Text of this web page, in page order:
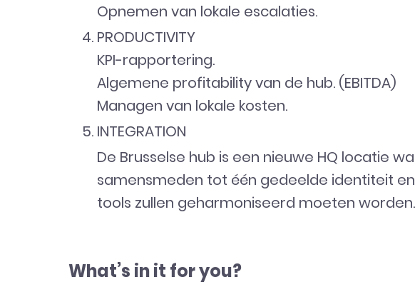
Opnemen van lokale escalaties.
PRODUCTIVITY
KPI-rapportering.
Algemene profitability van de hub. (EBITDA)
Managen van lokale kosten.
INTEGRATION
De Brusselse hub is een nieuwe HQ locatie
samensmeden tot één gedeelde identiteit
tools zullen geharmoniseerd moeten worden.
What’s in it for you?